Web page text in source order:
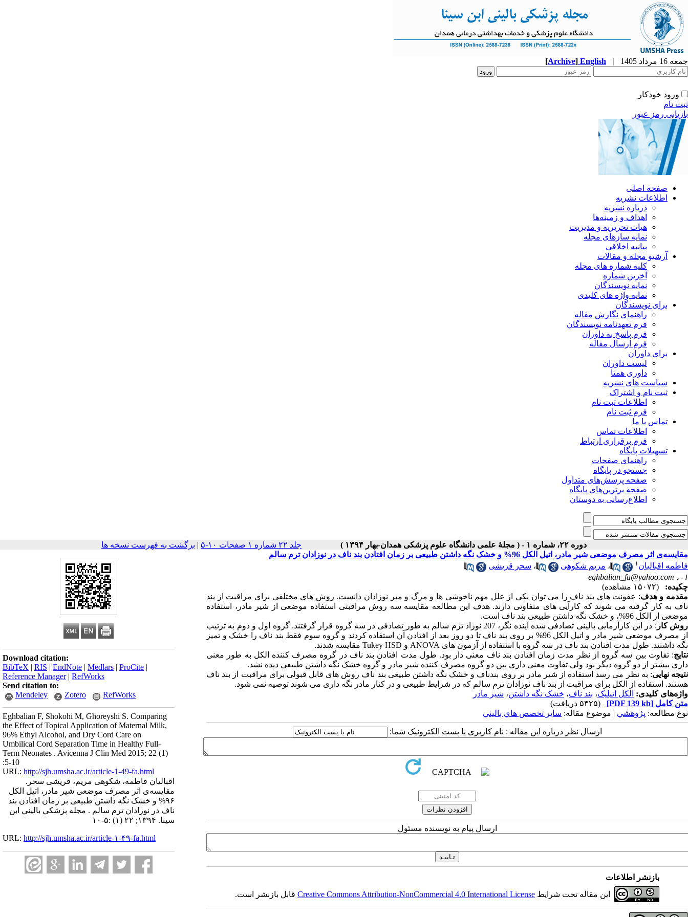
جمعه 16 مرداد 1405 |
English
[Archive]
ورود خودکار
ثبت نام
بازیابی رمز عبور
صفحه اصلی
اطلاعات نشریه
درباره نشریه
اهداف و زمینه‌ها
هیات تحریریه و مدیریت
نمایه سازهای مجله
بیانیه اخلاقی
آرشیو مجله و مقالات
کلیه شماره های مجله
آخرین شماره
نمایه نویسندگان
نمایه واژه های کلیدی
برای نویسندگان
راهنمای نگارش مقاله
فرم تعهدنامه نویسندگان
فرم پاسخ به داوران
فرم ارسال مقاله
برای داوران
لیست داوران
داوری همتا
سیاست های نشریه
ثبت نام و اشتراک
اطلاعات ثبت نام
فرم ثبت نام
تماس با ما
اطلاعات تماس
فرم برقراری ارتباط
تسهیلات پایگاه
راهنمای صفحات
جستجو در پایگاه
صفحه پرسش‌های متداول
صفحه برترین‌های پایگاه
اطلاع‌رسانی به دوستان
دوره ۲۲، شماره ۱ - ( مجلۀ علمی دانشگاه علوم پزشکی همدان-بهار ۱۳۹۴ ) جلد ۲۲ شماره ۱ صفحات ۱۰-۵ | برگشت به فهرست نسخه ها
Download citation:
BibTeX | RIS | EndNote | Medlars | ProCite |
Reference Manager| RefWorks
Send citation to:
Mendeley
Zotero RefWorks
Eghbalian F, Shokohi M, Ghoreyshi S. Comparing
the Effect of Topical Application of Maternal Milk,
96% Ethyl Alcohol, and Dry Cord Care on
Umbilical Cord Separation Time in Healthy Full-
Term Neonates . Avicenna J Clin Med 2015; 22 (1)
:5-10
URL: http://sjh.umsha.ac.ir/article-1-49-fa.html
اقبالیان فاطمه، شکوهی مریم، قریشی سحر.
مقایسه‌ی اثر مصرف موضعی شیر مادر، اتیل الکل
۹۶% و خشک نگه داشتن طبیعی بر زمان افتادن بند
ناف در نوزادان ترم سالم . مجله پزشكي باليني ابن
سينا. ۱۳۹۴; ۲۲ (۱) :۵-۱۰
URL: http://sjh.umsha.ac.ir/article-۱-۴۹-fa.html
مقایسه‌ی اثر مصرف موضعی شیر مادر، اتیل الکل 96% و خشک نگه داشتن طبیعی بر زمان افتادن بند ناف در نوزادان ترم سالم
فاطمه اقبالیان ۱ ، مریم شکوهی ، سحر قریشی
۱- ،
eghbalian_fa@yahoo.com
چکیده:
(۱۵۰۷۲ مشاهده)
مقدمه و هدف: عفونت های بند ناف را می توان یکی از علل مهم ناخوشی ها و مرگ و میر نوزادان دانست. روش های مختلفی برای مراقبت از بند
ناف به کار گرفته می شوند که کارآیی های متفاوتی دارند. هدف این مطالعه مقایسه سه روش مراقبتی استفاده موضعی از شیر مادر، استفاده
موضعی از الکل 96%، و خشک نگه داشتن طبیعی بند ناف است.
روش کار
: در این کارآزمایی بالینی تصادفی شده آینده نگر، 207 نوزاد ترم سالم به طور تصادفی در سه گروه قرار گرفتند. گروه اول و دوم به ترتیب
از مصرف موضعی شیر مادر و اتیل الکل 96% بر روی بند ناف تا دو روز بعد از افتادن آن استفاده کردند و گروه سوم فقط بند ناف را خشک و تمیز
نگه داشتند. طول مدت افتادن بند ناف در سه گروه با استفاده از آزمون های ANOVA و Tukey HSD مقایسه شدند.
نتایج: تفاوت بین سه گروه از نظر مدت زمان افتادن بند ناف معنی دار بود. طول مدت افتادن بند ناف در گروه مصرف کننده الکل به طور معنی
داری بیشتر از دو گروه دیگر بود ولی تفاوت معنی داری بین دو گروه مصرف کننده شیر مادر و گروه خشک نگه داشتن طبیعی دیده نشد.
نتیجه نهایی: به نظر می رسد استفاده از شیر مادر بر روی بندناف و خشک نگه داشتن طبیعی بند ناف روش های قابل قبولی برای مراقبت از بند ناف
هستند. استفاده از الکل برای مراقبت از بند ناف نوزادان ترم سالم که در شرایط طبیعی و در کنار مادر نگه داری می شوند توصیه نمی شود.
واژه‌های کلیدی: الکل اتیلیک، بند ناف، خشک نگه داشتن، شیر مادر
متن کامل [PDF 139 kb]
(۵۴۲۵ دریافت)
نوع مطالعه: پژوهشي | موضوع مقاله: سایر تخصص هاي باليني
ارسال نظر درباره این مقاله : نام کاربری یا پست الکترونیک شما:
ارسال پیام به نویسنده مسئول
بازنشر اطلاعات
این مقاله تحت شرایط Creative Commons Attribution-NonCommercial 4.0 International Licenseقابل بازنشر است.